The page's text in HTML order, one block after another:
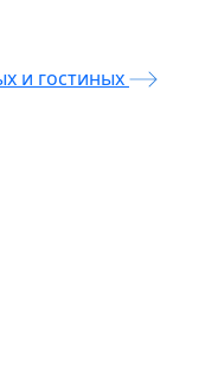
и гостиных